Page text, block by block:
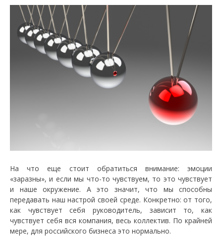
На что еще стоит обратиться внимание: эмоции
«заразны», и если мы что-то чувствуем, то это чувствует
и наше окружение. А это значит, что мы способны
передавать наш настрой своей среде. Конкретно: от того,
как чувствует себя руководитель, зависит то, как
чувствует себя вся компания, весь коллектив. По крайней
мере, для российского бизнеса это нормально.